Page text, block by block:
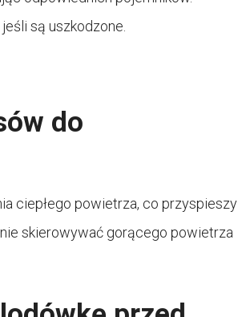
są uszkodzone.
do
ciepłego powietrza, co przyspieszy
skierowywać gorącego powietrza